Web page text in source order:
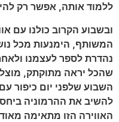
ללמוד אותה, אפשר רק
ובשבוע הקרוב כולנו עם
המשותף, הימנעות מכל
נהדרת לספר לעצמנו
שהכל יראה מתוקתק,
השבוע שלפני יום כיפור
להשיב את ההרמוניה
האווירה הזו מתאימה